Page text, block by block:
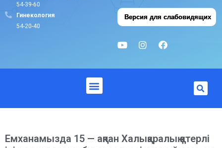
54-39-60
Гинекология
54-20-40
Версия для слабовидящих
Емханамызда 15 — ақпан Халықаралық қатерлі